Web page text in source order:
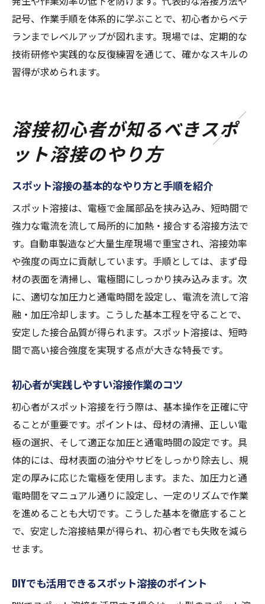
記号、作業手順を体系的に学ぶことで、初心者からベテ
ランまでレベルアップが図れます。現場では、定期的な
技術研修や実践的な反復練習を通じて、確かなスキルの
習得が求められます。
溶接初心者が知るべきスポ
ット溶接のやり方
スポット溶接の基本的なやり方と手順を紹介
スポット溶接は、電極で金属部品を挟み込み、短時間で
強力な電流を流して局所的に加熱・接合する溶接方法で
す。自動車製造など大量生産現場で重宝され、溶接効率
や強度の両立に貢献しています。手順としては、まず母
材の表面を清掃し、電極間にしっかり挟み込みます。次
に、適切な加圧力と通電時間を設定し、電流を流して溶
融・加圧冷却します。こうした基本工程を守ることで、
安定した接合品質が得られます。スポット溶接は、短時
間で高い接合強度を実現する点が大きな特長です。
初心者が実践しやすい溶接作業のコツ
初心者がスポット溶接を行う際は、基本操作を正確に守
ることが重要です。ポイントは、母材の清掃、正しい電
極の選択、そして適正な加圧と通電時間の設定です。具
体的には、母材表面の油分やサビをしっかり除去し、規
定の厚みに応じた電極を使用します。また、加圧力と通
電時間をマニュアル通りに設定し、一定のリズムで作業
を進めることも大切です。こうした基本を徹底すること
で、安定した溶接結果が得られ、初心者でも失敗を減ら
せます。
DIYでも活用できるスポット溶接のポイント